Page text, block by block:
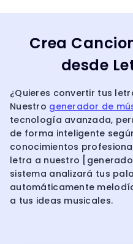
Crea
desde
¿Quieres convertir tus
Nuestro generador de
tecnología avanzada,
de forma inteligente
conocimientos
letra a nuestro
sistema analizará tus
automáticamente
a tus ideas musicales.